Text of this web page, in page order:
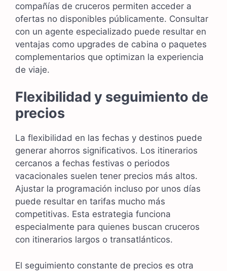
compañías de cruceros permiten acceder a
ofertas no disponibles públicamente. Consultar
con un agente especializado puede resultar en
ventajas como upgrades de cabina o paquetes
complementarios que optimizan la experiencia
de viaje.
Flexibilidad y seguimiento de
precios
La flexibilidad en las fechas y destinos puede
generar ahorros significativos. Los itinerarios
cercanos a fechas festivas o periodos
vacacionales suelen tener precios más altos.
Ajustar la programación incluso por unos días
puede resultar en tarifas mucho más
competitivas. Esta estrategia funciona
especialmente para quienes buscan cruceros
con itinerarios largos o transatlánticos.
El seguimiento constante de precios es otra